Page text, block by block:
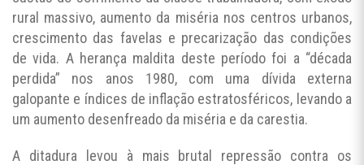
rural massivo, aumento da miséria nos centros urbanos,
crescimento das favelas e precarização das condições
de vida. A herança maldita deste período foi a “década
perdida” nos anos 1980, com uma dívida externa
galopante e índices de inflação estratosféricos, levando a
um aumento desenfreado da miséria e da carestia.
A ditadura levou à mais brutal repressão contra os